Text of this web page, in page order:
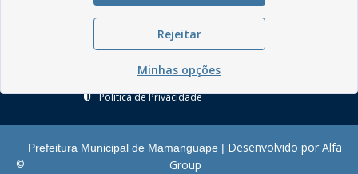
Ouvidoria
Serviços Internos
Política de Privacidade
©
Prefeitura Municipal de Mamanguape | Desenvolvido por Alfa
Group
Rejeitar
Minhas opções